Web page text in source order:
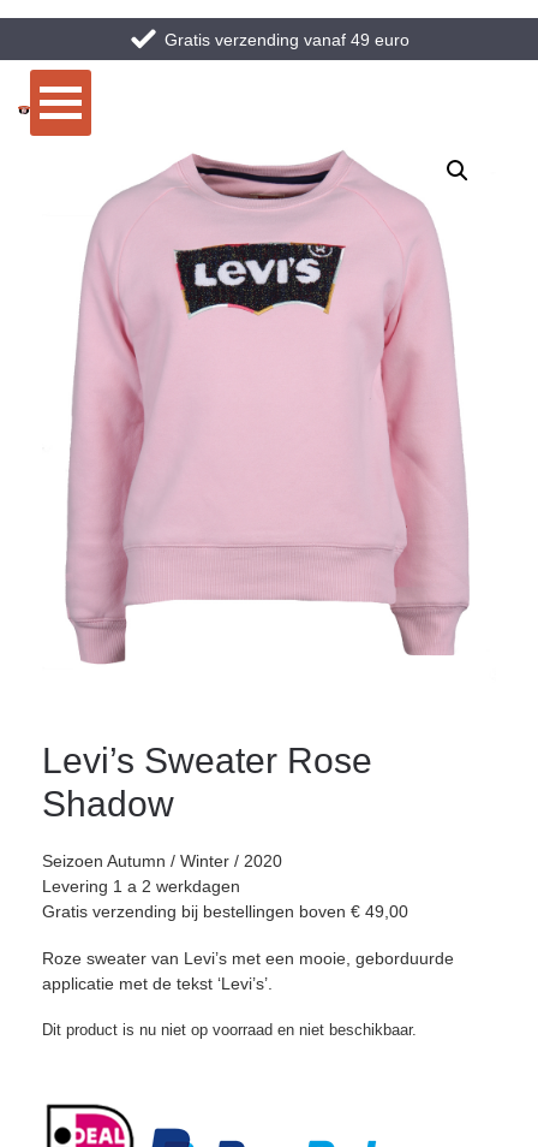
Gratis verzending vanaf 49 euro
Levi’s Sweater Rose
Shadow
Seizoen Autumn / Winter / 2020
Levering 1 a 2 werkdagen
Gratis verzending bij bestellingen boven € 49,00
Roze sweater van Levi’s met een mooie, geborduurde
applicatie met de tekst ‘Levi’s’.
Dit product is nu niet op voorraad en niet beschikbaar.